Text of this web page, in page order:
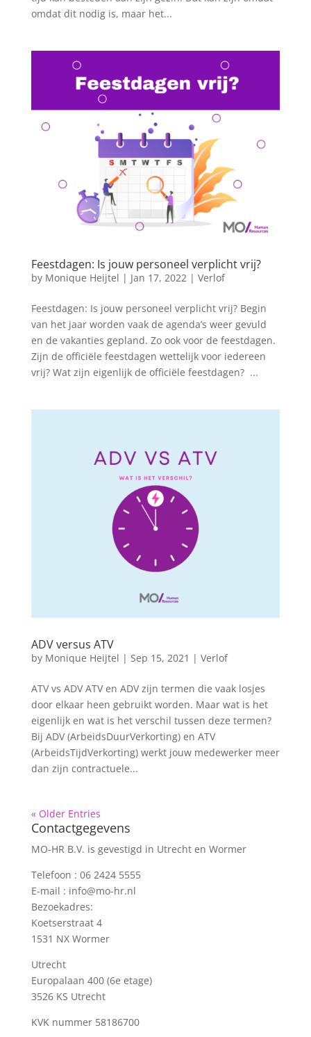
omdat dit nodig is, maar het...
Feestdagen: Is jouw personeel verplicht vrij?
by Monique Heijtel | Jan 17, 2022| Verlof
​Feestdagen: Is jouw personeel verplicht vrij? Begin
van het jaar worden vaak de agenda’s weer gevuld
en de vakanties gepland. Zo ook voor de feestdagen.
Zijn de officiële feestdagen wettelijk voor iedereen
vrij? Wat zijn eigenlijk de officiële feestdagen? ...
ADV versus ATV
by Monique Heijtel | Sep 15, 2021 | Verlof
ATV vs ADV ATV en ADV zijn termen die vaak losjes
door elkaar heen gebruikt worden. Maar wat is het
eigenlijk en wat is het verschil tussen deze termen?
Bij ADV (ArbeidsDuurVerkorting) en ATV
(ArbeidsTijdVerkorting) werkt jouw medewerker meer
dan zijn contractuele...
« Older Entries
Contactgegevens
MO-HR B.V. is gevestigd in Utrecht en Wormer
Telefoon : 06 2424 5555
E-mail : info@mo-hr.nl
Bezoekadres:
Koetserstraat 4
1531 NX Wormer
Utrecht
Europalaan 400 (6e etage)
3526 KS Utrecht
KVK nummer 58186700